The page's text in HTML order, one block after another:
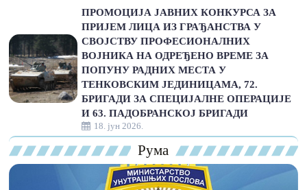
18. јун 2026.
ПРОМОЦИЈА ЈАВНИХ КОНКУРСА ЗА
ПРИЈЕМ ЛИЦА ИЗ ГРАЂАНСТВА У
СВОЈСТВУ ПРОФЕСИОНАЛНИХ
ВОЈНИКА НА ОДРЕЂЕНО ВРЕМЕ ЗА
ПОПУНУ РАДНИХ МЕСТА У
ТЕНКОВСКИМ ЈЕДИНИЦАМА, 72.
БРИГАДИ ЗА СПЕЦИЈАЛНЕ ОПЕРАЦИЈЕ
И 63. ПАДОБРАНСКОЈ БРИГАДИ
Рума